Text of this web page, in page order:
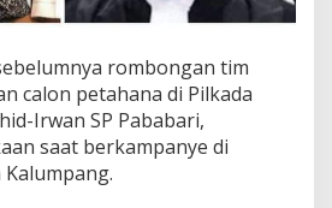
rombongan tim
calon petahana di Pilkada
Irwan SP Pababari,
saat berkampanye di